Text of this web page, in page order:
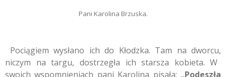
Pani Karolina Brzuska.
Pociągiem wysłano ich do Kłodzka. Tam na dworcu,
niczym na targu, dostrzegła ich starsza kobieta. W
swoich wspomnieniach pani Karolina pisała: „Podeszła